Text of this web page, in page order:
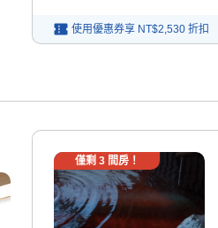
使用優惠券享 NT$2,530 折扣
僅剩 3間房！